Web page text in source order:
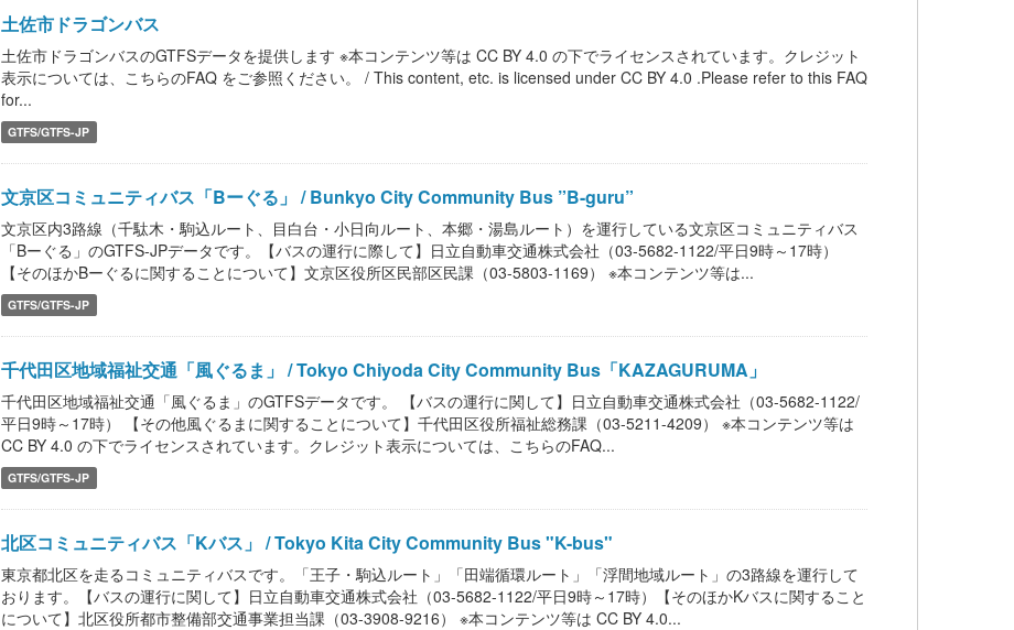
土佐市ドラゴンバス
土佐市ドラゴンバスのGTFSデータを提供します ※本コンテンツ等は CC BY 4.0 の下でライセンスされています。クレジット
表示については、こちらのFAQ をご参照ください。 / This content, etc. is licensed under CC BY 4.0 .Please refer to this FAQ
for...
GTFS/GTFS-JP
文京区コミュニティバス「Bーぐる」 / Bunkyo City Community Bus ”B-guru”
文京区内3路線（千駄木・駒込ルート、目白台・小日向ルート、本郷・湯島ルート）を運行している文京区コミュニティバス
「Bーぐる」のGTFS-JPデータです。【バスの運行に際して】日立自動車交通株式会社（03-5682-1122/平日9時～17時）
【そのほかBーぐるに関することについて】文京区役所区民部区民課（03-5803-1169） ※本コンテンツ等は...
GTFS/GTFS-JP
千代田区地域福祉交通「風ぐるま」 / Tokyo Chiyoda City Community Bus「KAZAGURUMA」
千代田区地域福祉交通「風ぐるま」のGTFSデータです。 【バスの運行に関して】日立自動車交通株式会社（03-5682-1122/
平日9時～17時） 【その他風ぐるまに関することについて】千代田区役所福祉総務課（03-5211-4209） ※本コンテンツ等は
CC BY 4.0 の下でライセンスされています。クレジット表示については、こちらのFAQ...
GTFS/GTFS-JP
北区コミュニティバス「Kバス」 / Tokyo Kita City Community Bus "K-bus"
東京都北区を走るコミュニティバスです。「王子・駒込ルート」「田端循環ルート」「浮間地域ルート」の3路線を運行して
おります。【バスの運行に関して】日立自動車交通株式会社（03-5682-1122/平日9時～17時）【そのほかKバスに関すること
について】北区役所都市整備部交通事業担当課（03-3908-9216） ※本コンテンツ等は CC BY 4.0...